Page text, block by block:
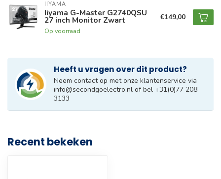
IIYAMA
Iiyama G-Master G2740QSU
27 inch Monitor Zwart
Op voorraad
€149,00
Heeft u vragen over dit product?
Neem contact op met onze klantenservice via
info@secondgoelectro.nl of bel +31(0)77 208
3133
Recent bekeken